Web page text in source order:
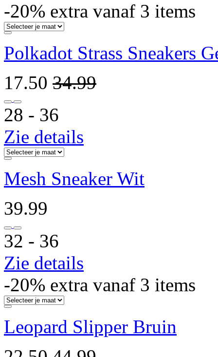
-20% extra vanaf 3 items
Polkadot Strass Sneakers
17.50 34.99
28 ‐ 36
Zie details
Mesh Sneaker Wit
39.99
32 ‐ 36
Zie details
-20% extra vanaf 3 items
Leopard Slipper Bruin